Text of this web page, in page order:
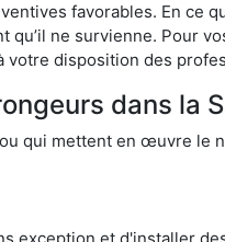
favorables. En ce
qu’il ne survienne. Pour
votre disposition des
dans la
qui mettent en œuvre le